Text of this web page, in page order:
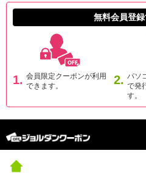
無料会員登
1. 会員限定クーポンが利用
できます。
2. パソ
で発
す。